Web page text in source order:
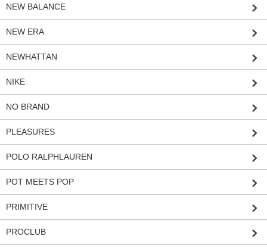
NEW BALANCE
NEW ERA
NEWHATTAN
NIKE
NO BRAND
PLEASURES
POLO RALPHLAUREN
POT MEETS POP
PRIMITIVE
PROCLUB